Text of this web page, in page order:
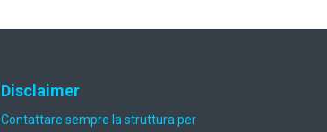
Disclaimer
Contattare sempre la struttura per